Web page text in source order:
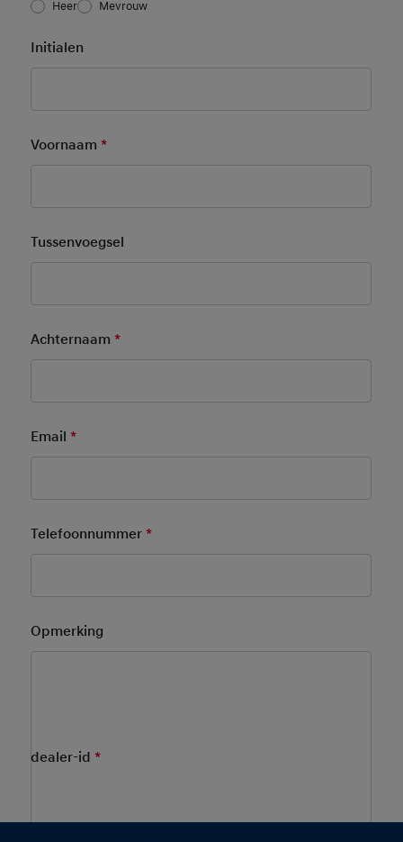
Heer Mevrouw
Initialen
Voornaam*
Tussenvoegsel
Achternaam*
Email*
Telefoonnummer*
Opmerking
dealer-id*